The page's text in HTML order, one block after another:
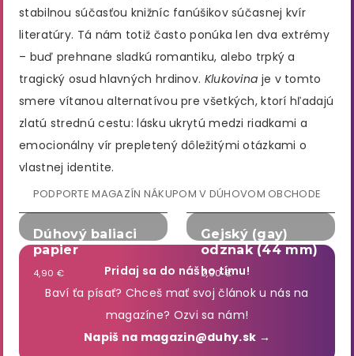
stabilnou súčasťou knižníc fanúšikov súčasnej kvír
literatúry. Tá nám totiž často ponúka len dva extrémy
– buď prehnane sladkú romantiku, alebo trpký a
tragický osud hlavných hrdinov. Klukovina je v tomto
smere vítanou alternatívou pre všetkých, ktorí hľadajú
zlatú strednú cestu: lásku ukrytú medzi riadkami a
emocionálny vír prepletený dôležitými otázkami o
vlastnej identite.
PODPORTE MAGAZÍN NÁKUPOM V DÚHOVOM OBCHODE
Dúhový baliaci
papier
4,90 €
Gejský (gay)
odznak (44 mm)
2,90 €
Pridaj sa do nášho tímu!
Baví ťa písať? Chceš mať svoj článok u nás na
magazíne? Ozvi sa nám!
Napiš na magazin@duhy.sk →